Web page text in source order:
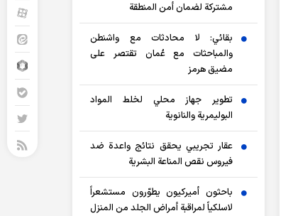
مشتركة لضمان أمن المنطقة
بقائي: لا محادثات مع واشنطن
والمباحثات مع عُمان تقتصر على
مضيق هرمز
تطوير جهاز محلي لخلط المواد
البوليمرية والنانوية
عقار تجريبي يحقق نتائج واعدة ضد
فيروس نقص المناعة البشرية
باحثون أميركيون يطوّرون مستشعراً
لاسلكياً لمراقبة أمراض الجلد من المنزل